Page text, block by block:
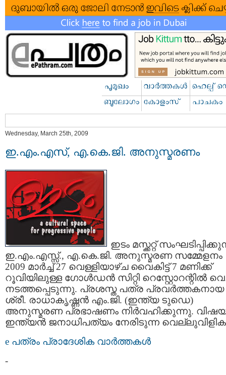
Wednesday, March 25th, 2009
ഇ.എം.എസ്, എ.കെ.ജി. അനുസ്മരണം
ഇടം മസ്ക്കറ്റ്
ഇ.എം.എസ്സ്., എ.കെ.ജി. അനുസ്മരണ സമ്മേളനം
2009 മാര്‍ച്ച് 27 വെള്ളിയാഴ്ച വൈകിട്ട് 7 മണിക്ക്
റൂവിയിലുള്ള ഗോള്‍ഡന്‍ സിറ്റി റെസ്റ്റോറന്റില്‍
നടത്തപ്പെടുന്നു. പ്രശസ്ത പത്ര പ്രവര്‍ത്തകനായ
ശ്രീ. രാധാകൃഷ്ണന്‍ എം.ജി. (ഇന്ത്യ ടുഡെ)
അനുസ്മരണ പ്രഭാഷണം നിര്‍വഹിക്കുന്നു.
ഇന്ത്യന്‍ ജനാധിപത്യം നേരിടുന്ന
e പത്രം പ്രാദേശിക വാര്‍ത്തകള്‍
-